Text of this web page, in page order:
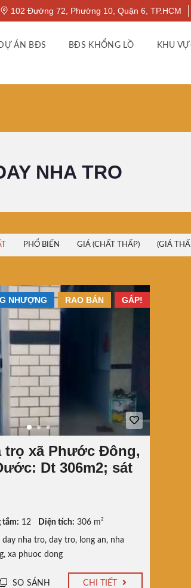
102 Đường 72, Phường 10, Quận 6, TP.HCM
ÁN BĐS BĐS KHỔNG LỒ KHU
NHA TRO
PHỔ BIẾN GIÁ (CHẤT THẤP) (GIÁ
GẤP!
RAO BÁN
NHƯỢNG
trọ xã Phước Đông,
Dt 306m2; sát
tắm: 12 Diện tích: 306 m²
day nha tro, day tro, long an, nha
, xa phuoc dong
SO SÁNH CHI TIẾT